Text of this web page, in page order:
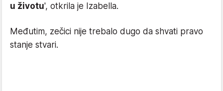
u životu', otkrila je Izabella.
Međutim, zečici nije trebalo dugo da shvati pravo
stanje stvari.